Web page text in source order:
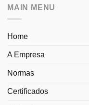
MAIN MENU
Home
A Empresa
Normas
Certificados